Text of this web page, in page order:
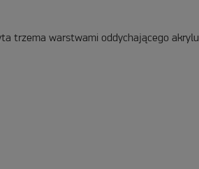
trzema warstwami oddychającego akrylu